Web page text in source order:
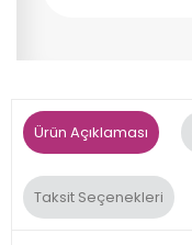
Ürün Açıklaması
Taksit Seçenekleri